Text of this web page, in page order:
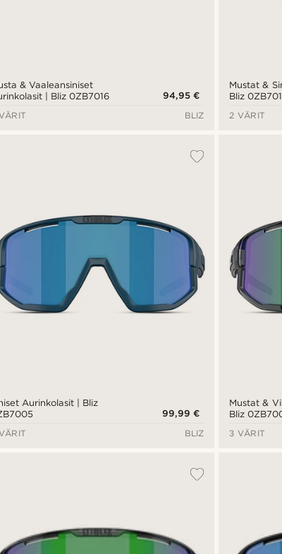
& Vaaleansiniset
| Bliz 0ZB7016
94,95 €
BLIZ
Mustat &
Bliz
2 VÄRIT
Aurinkolasit | Bliz
99,99 €
BLIZ
Mustat &
Bliz
3 VÄRIT